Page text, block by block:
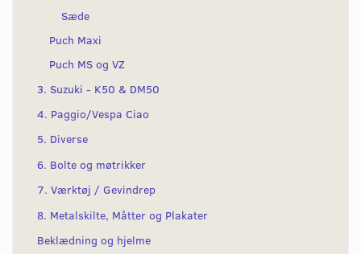
Sæde
Puch Maxi
Puch MS og VZ
3. Suzuki - K50 & DM50
4. Paggio/Vespa Ciao
5. Diverse
6. Bolte og møtrikker
7. Værktøj / Gevindrep
8. Metalskilte, Måtter og Plakater
Beklædning og hjelme